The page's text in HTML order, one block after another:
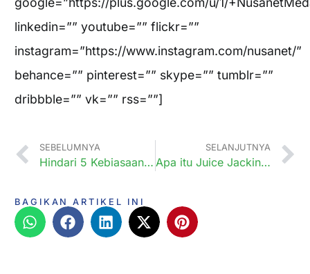
linkedin=”” youtube=”” flickr=””
instagram=”https://www.instagram.com/nusanet/”
behance=”” pinterest=”” skype=”” tumblr=””
dribbble=”” vk=”” rss=””]
SEBELUMNYA
Hindari 5 Kebiasaan buruk yang sering Anda lakukan!
SELANJUTNYA
Apa itu Juice Jacking?
BAGIKAN ARTIKEL INI